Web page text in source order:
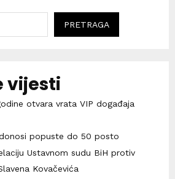
PRETRAGA
vijesti
otvara vrata VIP događaja
popuste do 50 posto
Ustavnom sudu BiH protiv
Kovačevića